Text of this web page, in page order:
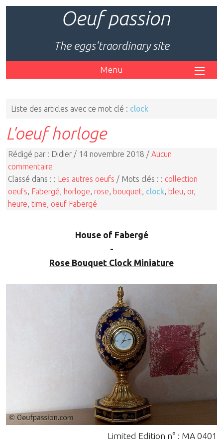
Oeuf passion
The eggs'traordinary site
Menu
Liste des articles avec ce mot clé : clock
L'oeuf horloge
Rédigé par : Didier / 14 novembre 2018 / Aucun
commentaire
Classé dans : : Les autres oeufs / Mots clés : : collection
oeufs Fabergé horloge rose bouquet clock bleu or,
heure time oeuf Fabergé
House of Fabergé
-
Rose Bouquet Clock Miniature
Limited Edition n° : MA 0401